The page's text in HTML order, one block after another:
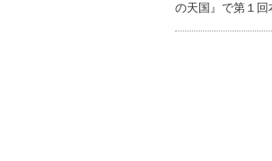
の天国』で第１回